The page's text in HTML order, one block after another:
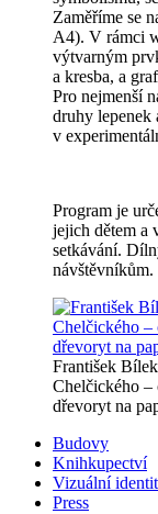
Zaměříme se
A4). V rámci
výtvarným
a kresba, a
Pro nejmenší
druhy lepenek
v
Program je
jejich dětem a
setkávání.
návštěvníkům.
František
Chelčického –
dřevoryt na
Budovy
Knihkupectví
Vizuální
Press